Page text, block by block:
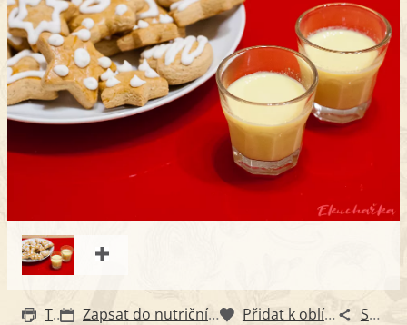
Tisk Zapsat do nutričního diáře Přidat k oblíbeným Sdílet